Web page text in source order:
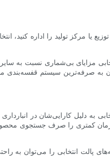
توزیع یا مرکز تولید را اداره
مزایای بی‌شماری نسبت به
به صرفه‌ترین سیستم قفسه‌بندی
به دلیل کارایی‌شان در
کمتری را صرف جستجوی
پالت انتخابی را می‌توان به